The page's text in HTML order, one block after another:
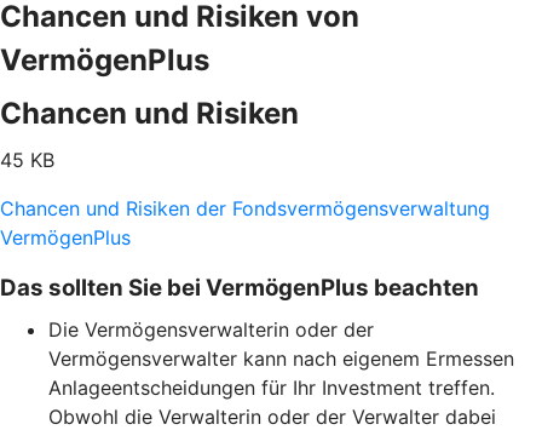
Chancen und Risiken von
VermögenPlus
Chancen und Risiken
45 KB
Chancen und Risiken der Fondsvermögensverwaltung
VermögenPlus
Das sollten Sie bei VermögenPlus beachten
Die Vermögensverwalterin oder der
Vermögensverwalter kann nach eigenem Ermessen
Anlageentscheidungen für Ihr Investment treffen.
Obwohl die Verwalterin oder der Verwalter dabei